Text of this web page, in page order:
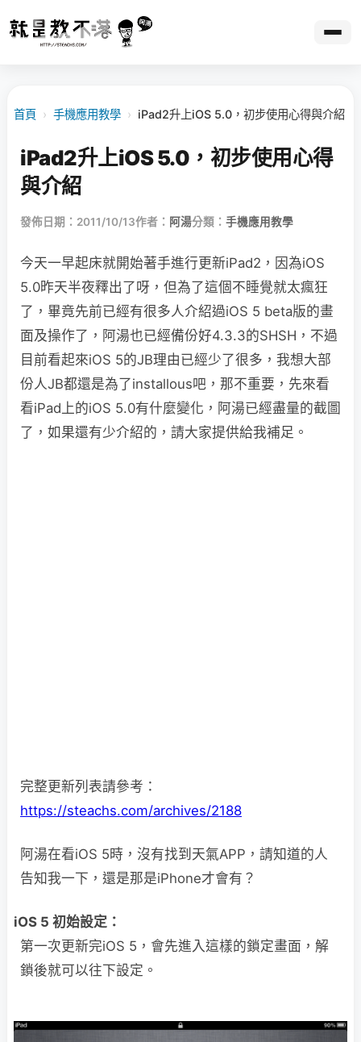
首頁 › 手機應用教學 › iPad2升上iOS 5.0，初步使用心得與介紹
iPad2升上iOS 5.0，初步使用心得
與介紹
發佈日期：2011/10/13作者： 阿湯分類： 手機應用教學
今天一早起床就開始著手進行更新iPad2，因為iOS
5.0昨天半夜釋出了呀，但為了這個不睡覺就太瘋狂
了，畢竟先前已經有很多人介紹過iOS 5 beta版的畫
面及操作了，阿湯也已經備份好4.3.3的SHSH，不過
目前看起來iOS 5的JB理由已經少了很多，我想大部
份人JB都還是為了installous吧，那不重要，先來看
看iPad上的iOS 5.0有什麼變化，阿湯已經盡量的截圖
了，如果還有少介紹的，請大家提供給我補足。
完整更新列表請參考：
https://steachs.com/archives/2188
阿湯在看iOS 5時，沒有找到天氣APP，請知道的人
告知我一下，還是那是iPhone才會有？
iOS 5 初始設定：
第一次更新完iOS 5，會先進入這樣的鎖定畫面，解
鎖後就可以往下設定。